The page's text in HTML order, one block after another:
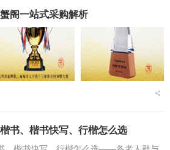
阁一站式采购解析
书、楷书快写、行楷怎么选